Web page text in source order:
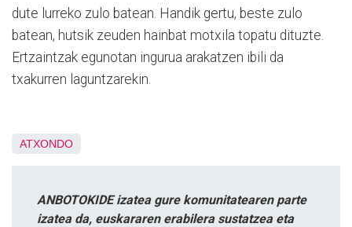
dute lurreko zulo batean. Handik gertu, beste zulo
batean, hutsik zeuden hainbat motxila topatu dituzte.
Ertzaintzak egunotan ingurua arakatzen ibili da
txakurren laguntzarekin.
ATXONDO
ANBOTOKIDE izatea gure komunitatearen parte
izatea da, euskararen erabilera sustatzea eta